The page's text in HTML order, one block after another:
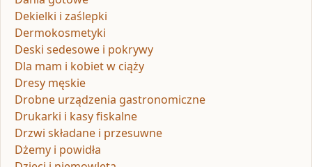
Dekielki i zaślepki
Dermokosmetyki
Deski sedesowe i pokrywy
Dla mam i kobiet w ciąży
Dresy męskie
Drobne urządzenia gastronomiczne
Drukarki i kasy fiskalne
Drzwi składane i przesuwne
Dżemy i powidła